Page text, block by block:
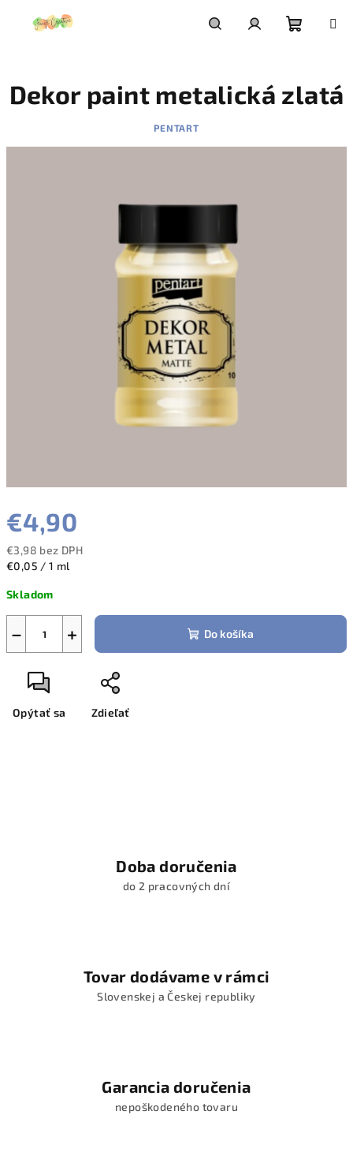
košík
€4,90
€3,98 bez DPH
Jednotková
€0,05 / 1 ml
Skladom
+
− Do košíka
Opýtať sa Zdieľať
Dekor paint metalická zlatá
PENTART
Doba doručenia
do 2 pracovných dní
Tovar dodávame v rámci
Slovenskej a Českej republiky
Garancia doručenia
nepoškodeného tovaru